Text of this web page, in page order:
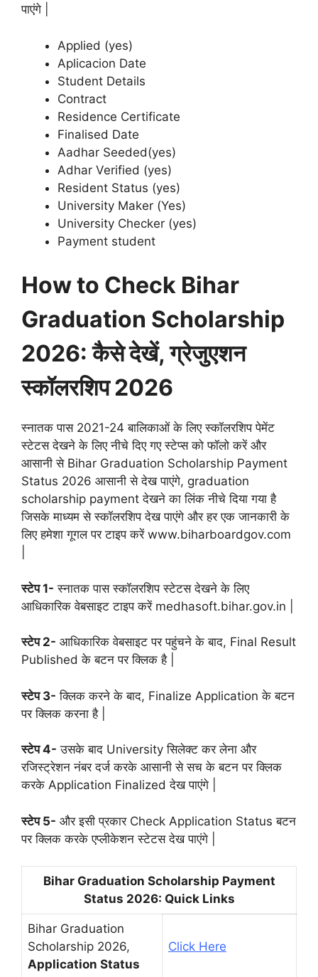
पाएंगे |
Applied (yes)
Aplicacion Date
Student Details
Contract
Residence Certificate
Finalised Date
Aadhar Seeded(yes)
Adhar Verified (yes)
Resident Status (yes)
University Maker (Yes)
University Checker (yes)
Payment student
How to Check Bihar
Graduation Scholarship
2026: कैसे देखें, ग्रेजुएशन
स्कॉलरशिप 2026
स्नातक पास 2021-24 बालिकाओं के लिए स्कॉलरशिप पेमेंट
स्टेटस देखने के लिए नीचे दिए गए स्टेप्स को फॉलो करें और
आसानी से Bihar Graduation Scholarship Payment
Status 2026 आसानी से देख पाएंगे, graduation
scholarship payment देखने का लिंक नीचे दिया गया है
जिसके माध्यम से स्कॉलरशिप देख पाएंगे और हर एक जानकारी के
लिए हमेशा गूगल पर टाइप करें www.biharboardgov.com
स्टेप 1- स्नातक पास स्कॉलरशिप स्टेटस देखने के लिए
आधिकारिक वेबसाइट टाइप करें medhasoft.bihar.gov.in |
स्टेप 2- आधिकारिक वेबसाइट पर पहुंचने के बाद, Final Result
Published के बटन पर क्लिक है |
स्टेप 3- क्लिक करने के बाद, Finalize Application के बटन
पर क्लिक करना है |
स्टेप 4- उसके बाद University सिलेक्ट कर लेना और
रजिस्ट्रेशन नंबर दर्ज करके आसानी से सच के बटन पर क्लिक
करके Application Finalized देख पाएंगे |
स्टेप 5- और इसी प्रकार Check Application Status बटन
पर क्लिक करके एप्लीकेशन स्टेटस देख पाएंगे |
Bihar Graduation Scholarship Payment
Status 2026: Quick Links
Bihar Graduation
Scholarship 2026,
Application Status
Click Here